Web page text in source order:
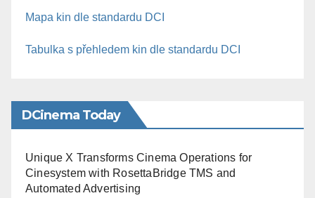
Mapa kin dle standardu DCI
Tabulka s přehledem kin dle standardu DCI
DCinema Today
Unique X Transforms Cinema Operations for
Cinesystem with RosettaBridge TMS and
Automated Advertising